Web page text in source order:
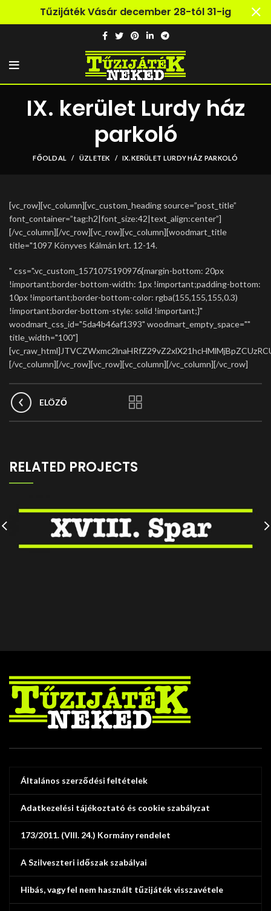
IX. kerület Lurdy ház
parkoló
FŐOLDAL ÜZLETEK IX. KERÜLET LURDY HÁZ PARKOLÓ
[vc_row][vc_column][vc_custom_heading source=”post_title”
font_container=”tag:h2|font_size:42|text_align:center”]
[/vc_column][/vc_row][vc_row][vc_column][woodmart_title
title="1097 Könyves Kálmán krt. 12-14.
" css=".vc_custom_1571075190976{margin-bottom: 20px
!important;border-bottom-width: 1px !important;padding-bottom:
10px !important;border-bottom-color: rgba(155,155,155,0.3)
!important;border-bottom-style: solid !important;}"
woodmart_css_id="5da4b46af1393" woodmart_empty_space=""
title_width="100"]
[/vc_column][/vc_row][vc_row][vc_column][/vc_column][/vc_row]
ELÖZŐ
RELATED PROJECTS
Általános szerződési feltételek
Adatkezelési tájékoztató és cookie szabályzat
173/2011. (VIII. 24.) Kormány rendelet
A Szilveszteri időszak szabályai
Hibás, vagy fel nem használt tűzijáték visszavétele
Tűzijáték Vásár december 28-tól 31-ig